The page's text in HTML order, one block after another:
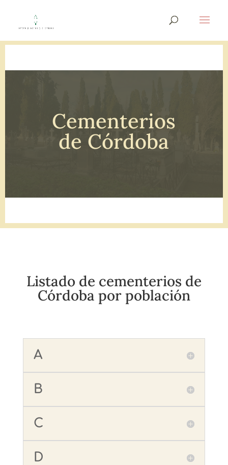
Cementerios
de Córdoba
Listado de cementerios de
Córdoba por población
A
B
C
D